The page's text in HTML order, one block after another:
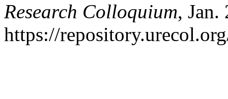
Research Colloquium, Jan.
https://